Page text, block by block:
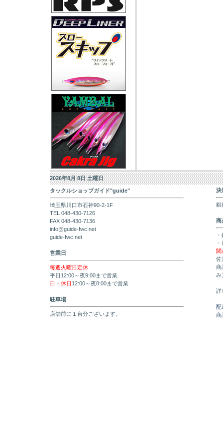
2026年8月 8日 土曜日
タックルショップガイド"guide"
埼玉県川口市石神90-2-1F
TEL 048-430-7126
FAX 048-430-7136
info@guide-fwc.net
guide-fwc.net
営業日
毎週火曜日定休
平日12:00～夜9:00まで営業
日・休日 12:00～夜8:00まで営業
駐車場
店舗前に１台分ございます。
決
銀
商
関
佐
商
み
詳
配
商